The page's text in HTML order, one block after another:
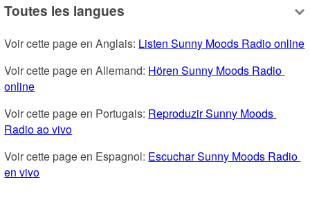
Toutes les langues
Voir cette page en Anglais: Listen Sunny Moods Radio online
Voir cette page en Allemand: Hören Sunny Moods Radio
online
Voir cette page en Portugais: Reproduzir Sunny Moods
Radio ao vivo
Voir cette page en Espagnol: Escuchar Sunny Moods Radio
en vivo